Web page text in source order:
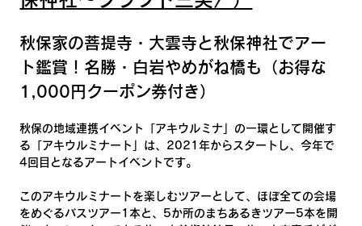
秋保家の菩提寺・大雲寺と秋保神社でアー
ト鑑賞！名勝・白岩やめがね橋も（お得な
1,000円クーポン券付き）
秋保の地域連携イベント「アキウルミナ」の一環として開催す
る「アキウルミナート」は、2021年からスタートし、今年で
4回目となるアートイベントです。
このアキウルミナートを楽しむツアーとして、ほぼ全ての会場
をめぐるバスツアー1本と、5か所のまちあるきツアー5本を開